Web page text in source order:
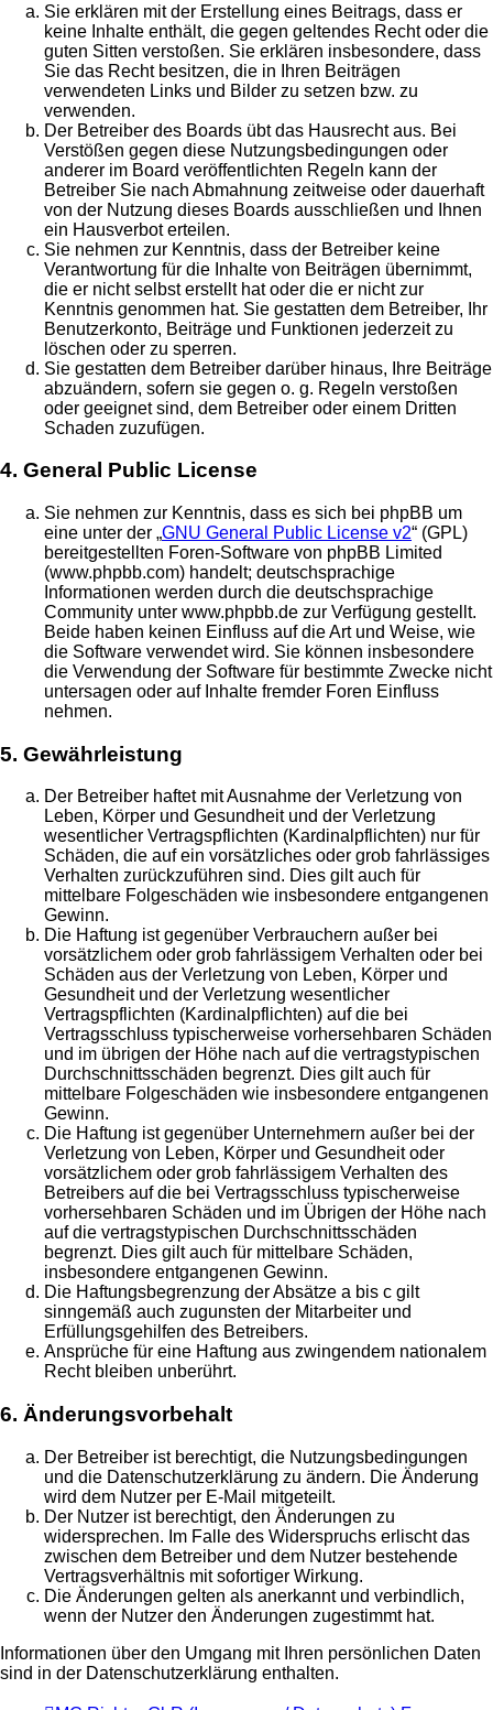
Sie erklären mit der Erstellung eines Beitrags, dass er
keine Inhalte enthält, die gegen geltendes Recht oder die
guten Sitten verstoßen. Sie erklären insbesondere, dass
Sie das Recht besitzen, die in Ihren Beiträgen
verwendeten Links und Bilder zu setzen bzw. zu
verwenden.
Der Betreiber des Boards übt das Hausrecht aus. Bei
Verstößen gegen diese Nutzungsbedingungen oder
anderer im Board veröffentlichten Regeln kann der
Betreiber Sie nach Abmahnung zeitweise oder dauerhaft
von der Nutzung dieses Boards ausschließen und Ihnen
ein Hausverbot erteilen.
Sie nehmen zur Kenntnis, dass der Betreiber keine
Verantwortung für die Inhalte von Beiträgen übernimmt,
die er nicht selbst erstellt hat oder die er nicht zur
Kenntnis genommen hat. Sie gestatten dem Betreiber, Ihr
Benutzerkonto, Beiträge und Funktionen jederzeit zu
löschen oder zu sperren.
Sie gestatten dem Betreiber darüber hinaus, Ihre Beiträge
abzuändern, sofern sie gegen o. g. Regeln verstoßen
oder geeignet sind, dem Betreiber oder einem Dritten
Schaden zuzufügen.
4. General Public License
Sie nehmen zur Kenntnis, dass es sich bei phpBB um
eine unter der „GNU General Public License v2“ (GPL)
bereitgestellten Foren-Software von phpBB Limited
(www.phpbb.com) handelt; deutschsprachige
Informationen werden durch die deutschsprachige
Community unter www.phpbb.de zur Verfügung gestellt.
Beide haben keinen Einfluss auf die Art und Weise, wie
die Software verwendet wird. Sie können insbesondere
die Verwendung der Software für bestimmte Zwecke nicht
untersagen oder auf Inhalte fremder Foren Einfluss
nehmen.
5. Gewährleistung
Der Betreiber haftet mit Ausnahme der Verletzung von
Leben, Körper und Gesundheit und der Verletzung
wesentlicher Vertragspflichten (Kardinalpflichten) nur für
Schäden, die auf ein vorsätzliches oder grob fahrlässiges
Verhalten zurückzuführen sind. Dies gilt auch für
mittelbare Folgeschäden wie insbesondere entgangenen
Gewinn.
Die Haftung ist gegenüber Verbrauchern außer bei
vorsätzlichem oder grob fahrlässigem Verhalten oder bei
Schäden aus der Verletzung von Leben, Körper und
Gesundheit und der Verletzung wesentlicher
Vertragspflichten (Kardinalpflichten) auf die bei
Vertragsschluss typischerweise vorhersehbaren Schäden
und im übrigen der Höhe nach auf die vertragstypischen
Durchschnittsschäden begrenzt. Dies gilt auch für
mittelbare Folgeschäden wie insbesondere entgangenen
Gewinn.
Die Haftung ist gegenüber Unternehmern außer bei der
Verletzung von Leben, Körper und Gesundheit oder
vorsätzlichem oder grob fahrlässigem Verhalten des
Betreibers auf die bei Vertragsschluss typischerweise
vorhersehbaren Schäden und im Übrigen der Höhe nach
auf die vertragstypischen Durchschnittsschäden
begrenzt. Dies gilt auch für mittelbare Schäden,
insbesondere entgangenen Gewinn.
Die Haftungsbegrenzung der Absätze a bis c gilt
sinngemäß auch zugunsten der Mitarbeiter und
Erfüllungsgehilfen des Betreibers.
Ansprüche für eine Haftung aus zwingendem nationalem
Recht bleiben unberührt.
6. Änderungsvorbehalt
Der Betreiber ist berechtigt, die Nutzungsbedingungen
und die Datenschutzerklärung zu ändern. Die Änderung
wird dem Nutzer per E-Mail mitgeteilt.
Der Nutzer ist berechtigt, den Änderungen zu
widersprechen. Im Falle des Widerspruchs erlischt das
zwischen dem Betreiber und dem Nutzer bestehende
Vertragsverhältnis mit sofortiger Wirkung.
Die Änderungen gelten als anerkannt und verbindlich,
wenn der Nutzer den Änderungen zugestimmt hat.
Informationen über den Umgang mit Ihren persönlichen Daten
sind in der Datenschutzerklärung enthalten.